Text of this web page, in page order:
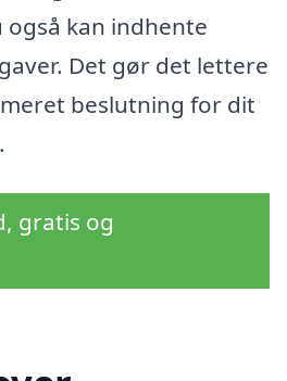
også kan indhente
Det gør det lettere
beslutning for dit
gratis og